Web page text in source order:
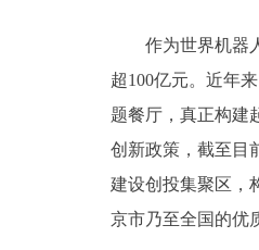
作为世界机器人
超100亿元。近年
题餐厅，真正构建
创新政策，截至目
建设创投集聚区，
京市乃至全国的优